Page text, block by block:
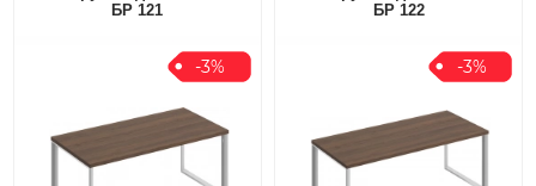
БР 121
-3%
БР 122
-3%